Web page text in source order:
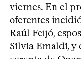
viernes. En el
oferentes
Raúl Feijó,
Silvia Emaldi, y